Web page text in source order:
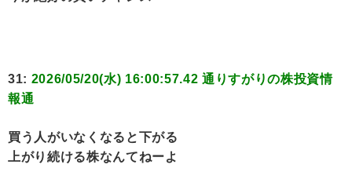
31: 2026/05/20(水) 16:00:57.42 通りすがりの株投資情
報通
買う人がいなくなると下がる
上がり続ける株なんてねーよ